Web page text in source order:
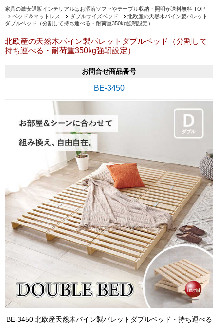
家具の激安通販インテリアルはお洒落ソファやテーブル収納・照明が送料無料 TOP
ベッド＆マットレス
ダブルサイズベッド
北欧産の天然木パイン製パレット
ダブルベッド（分割して持ち運べる・耐荷重350kg強靭設定）
北欧産の天然木パイン製パレットダブルベッド（分割して
持ち運べる・耐荷重350kg強靭設定）
お問合せ商品番号
BE-3450
BE-3450 北欧産天然木パイン製パレットダブルベッド・持ち運べる